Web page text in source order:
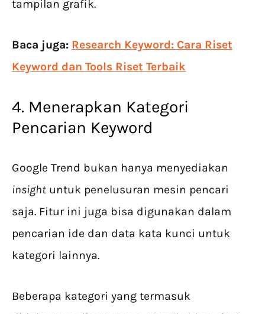
tampilan grafik.
Baca juga: Research Keyword: Cara Riset
Keyword dan Tools Riset Terbaik
4. Menerapkan Kategori
Pencarian Keyword
Google Trend bukan hanya menyediakan
insight untuk penelusuran mesin pencari
saja. Fitur ini juga bisa digunakan dalam
pencarian ide dan data kata kunci untuk
kategori lainnya.
Beberapa kategori yang termasuk